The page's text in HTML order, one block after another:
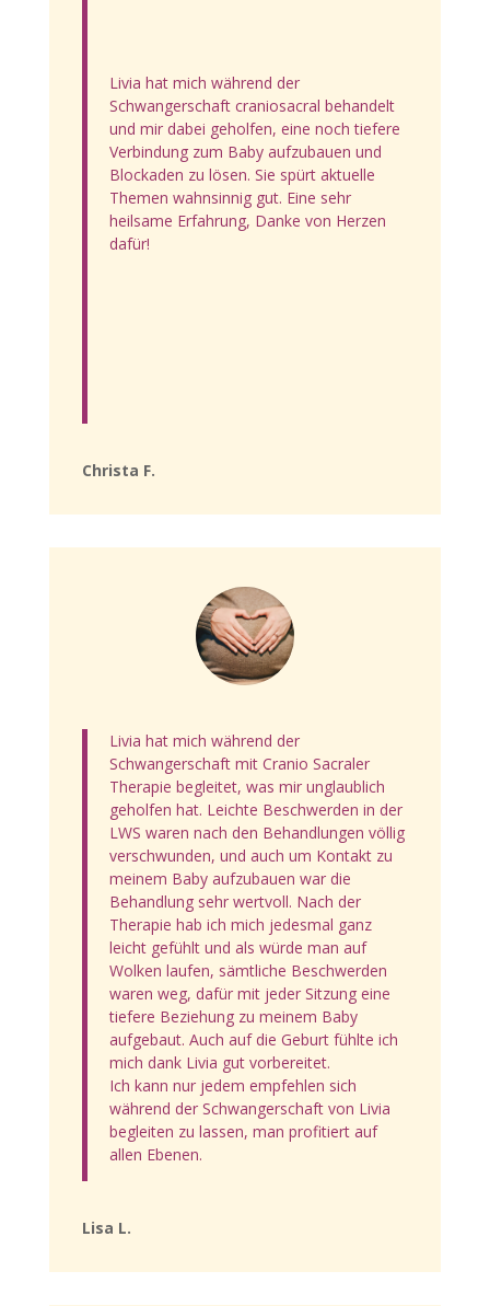
Livia hat mich während der
Schwangerschaft craniosacral behandelt
und mir dabei geholfen, eine noch tiefere
Verbindung zum Baby aufzubauen und
Blockaden zu lösen. Sie spürt aktuelle
Themen wahnsinnig gut. Eine sehr
heilsame Erfahrung, Danke von Herzen
dafür!
Christa F.
Livia hat mich während der
Schwangerschaft mit Cranio Sacraler
Therapie begleitet, was mir unglaublich
geholfen hat. Leichte Beschwerden in der
LWS waren nach den Behandlungen völlig
verschwunden, und auch um Kontakt zu
meinem Baby aufzubauen war die
Behandlung sehr wertvoll. Nach der
Therapie hab ich mich jedesmal ganz
leicht gefühlt und als würde man auf
Wolken laufen, sämtliche Beschwerden
waren weg, dafür mit jeder Sitzung eine
tiefere Beziehung zu meinem Baby
aufgebaut. Auch auf die Geburt fühlte ich
mich dank Livia gut vorbereitet.
Ich kann nur jedem empfehlen sich
während der Schwangerschaft von Livia
begleiten zu lassen, man profitiert auf
allen Ebenen.
Lisa L.